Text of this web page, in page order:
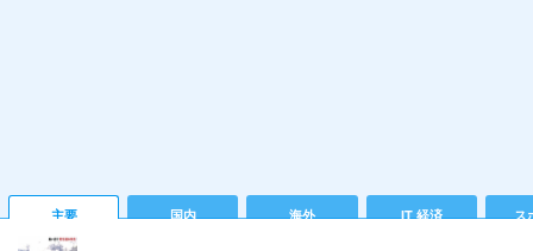
主要 国内 海外 IT 経済 ス